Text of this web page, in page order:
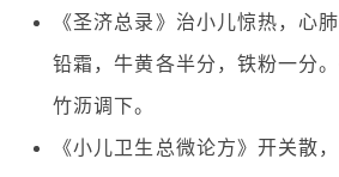
《圣济总录》治小儿惊热，心
铅霜，牛黄各半分，铁粉一分
竹沥调下。
《小儿卫生总微论方》开关散